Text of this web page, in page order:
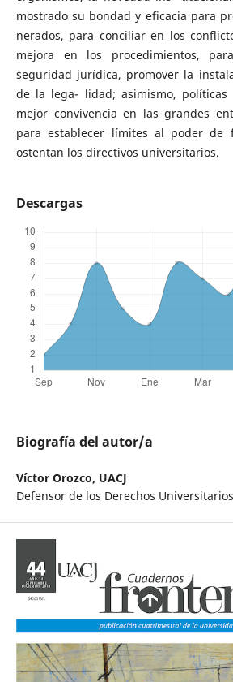
mostrado su bondad y eficacia para
nerados, para conciliar en los
mejora en los procedimientos,
seguridad jurídica, promover la
de la lega- lidad; asimismo, políticas
mejor convivencia en las grandes
para establecer límites al poder
ostentan los directivos universitarios.
Descargas
Biografía del autor/a
Víctor Orozco, UACJ
Defensor de los Derechos